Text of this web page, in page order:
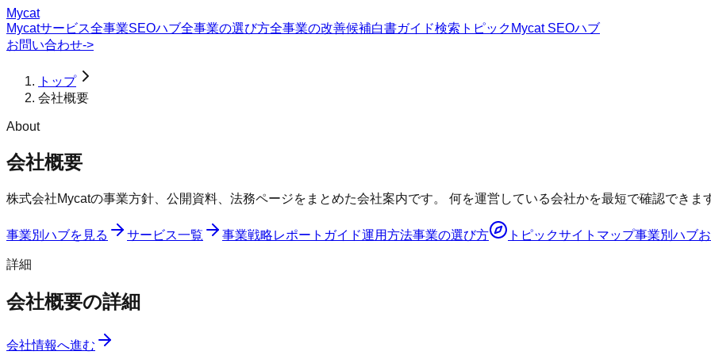
Mycat
Mycatサービス全事業SEOハブ全事業の選び方全事業の改善候補白書ガイド検索トピック Mycat SEOハブ
お問い合わせ->
トップ
会社概要
About
会社概要
株式会社Mycatの事業方針、公開資料、法務ページをまとめた会社案内です。 何を運営している会社かを最短で確認できま
事業別ハブを見る サービス一覧 事業戦略レポート ガイド運用方法事業の選び方 トピックサイトマップ事業別ハブ
詳細
会社概要の詳細
会社情報へ進む